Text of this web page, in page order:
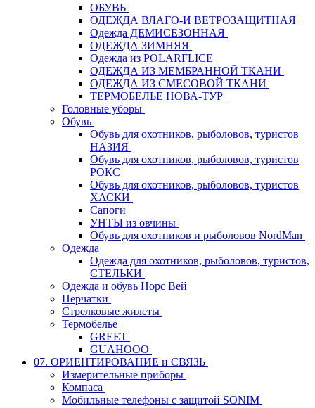
ОБУВЬ
ОДЕЖДА ВЛАГО-И ВЕТРОЗАЩИТНАЯ
Одежда ДЕМИСЕЗОННАЯ
ОДЕЖДА ЗИМНЯЯ
Одежда из POLARFLICE
ОДЕЖДА ИЗ МЕМБРАННОЙ ТКАНИ
ОДЕЖДА ИЗ СМЕСОВОЙ ТКАНИ
ТЕРМОБЕЛЬЕ НОВА-ТУР
Головные уборы
Обувь
Обувь для охотников, рыболовов, туристов
НАЗИЯ
Обувь для охотников, рыболовов, туристов
РОКС
Обувь для охотников, рыболовов, туристов
ХАСКИ
Сапоги
УНТЫ из овчины
Обувь для охотников и рыболовов NordMan
Одежда
Одежда для охотников, рыболовов, туристов,
СТЕЛЬКИ
Одежда и обувь Норс Вей
Перчатки
Стрелковые жилеты
Термобелье
GREET
GUAHOOO
07. ОРИЕНТИРОВАНИЕ и СВЯЗЬ
Измерительные приборы
Компаса
Мобильные телефоны с защитой SONIM